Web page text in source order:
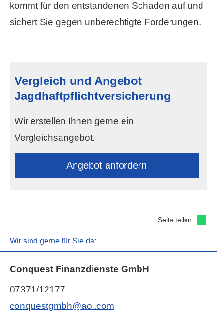
kommt für den entstandenen Schaden auf und
sichert Sie gegen unberechtigte Forderungen.
Vergleich und Angebot
Jagdhaftpflichtversicherung
Wir erstellen Ihnen gerne ein
Vergleichsangebot.
An­ge­bot an­for­dern
Seite teilen:
Wir sind gerne für Sie da:
Conquest Finanzdienste GmbH
07371/12177
conquestgmbh@aol.com